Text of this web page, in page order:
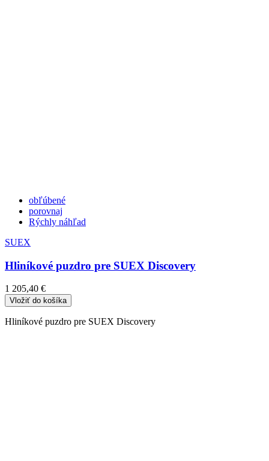
obľúbené
porovnaj
Rýchly náhľad
SUEX
Hliníkové puzdro pre SUEX Discovery
1 205,40 €
Vložiť do košíka
Hliníkové puzdro pre SUEX Discovery